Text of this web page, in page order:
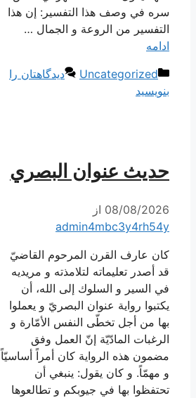
سره في وصف هذا التفسير: إن هذا
التفسير من الروعة و الجمال …
ادامه
دسته‌ها
Uncategorized
دیدگاهتان را
بنویسید
حديث عنوان البصري
08/08/2026 از
admin4mbc3y4rh54y
كان عارف القرن المرحوم القاضيّ
قد أصدر تعليماته لتلامذته و مريديه
في السير و السلوك إلى الله، أن
يكتبوا رواية عنوان البصريّ و يعملوا
بها من أجل تخطّى النفس الأمّارة و
الرغبات المادّيّة إنّ العمل وفق
مضمون هذه الرواية كان أمراً أساسيّاً
و مهمّاً. و كان يقول: ينبغي أن
تحتفظوا بها في جيوبكم و تطالعوها